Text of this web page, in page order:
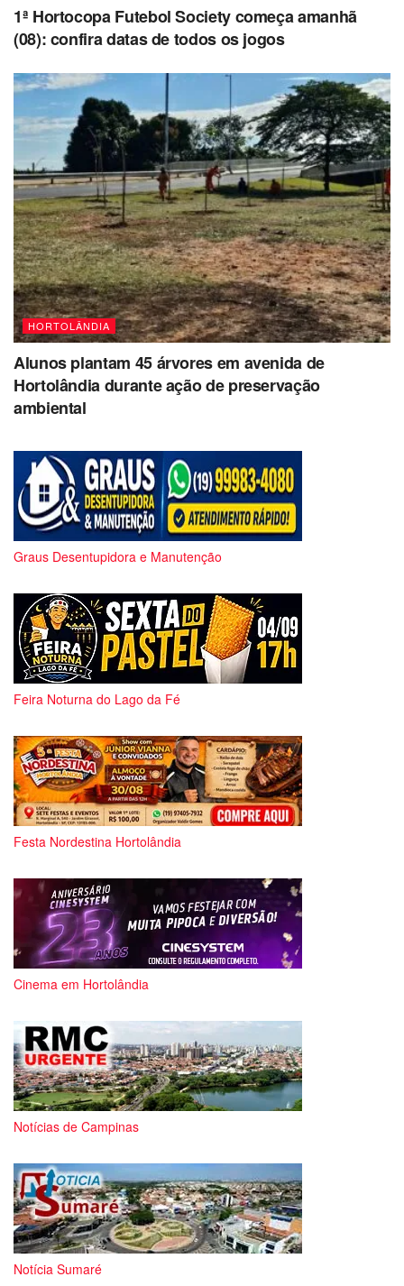
1ª Hortocopa Futebol Society começa amanhã
(08): confira datas de todos os jogos
HORTOLÂNDIA
Alunos plantam 45 árvores em avenida de
Hortolândia durante ação de preservação
ambiental
Graus Desentupidora e Manutenção
Feira Noturna do Lago da Fé
Festa Nordestina Hortolândia
Cinema em Hortolândia
Notícias de Campinas
Notícia Sumaré